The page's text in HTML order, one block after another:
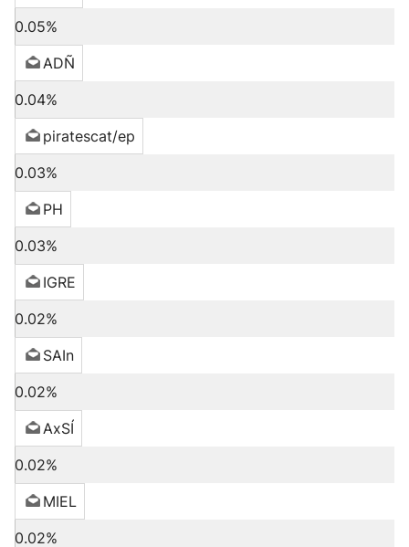
0.05%
ADÑ
0.04%
piratescat/ep
0.03%
PH
0.03%
IGRE
0.02%
SAIn
0.02%
AxSÍ
0.02%
MIEL
0.02%